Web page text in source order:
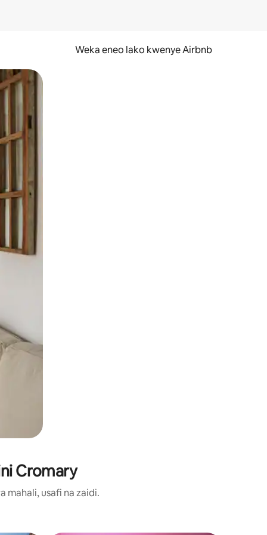
Weka eneo lako kwenye Airbnb
kidole kwenye ishara.
Cromary
mahali, usafi na zaidi.